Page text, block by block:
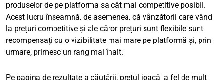
produselor de pe platforma sa cât mai competitive posibil.
Acest lucru înseamnă, de asemenea, că vânzătorii care vând
la prețuri competitive și ale căror prețuri sunt flexibile sunt
recompensați cu o vizibilitate mai mare pe platformă și, prin
urmare, primesc un rang mai înalt.
Pe pagina de rezultate a căutării, prețul joacă la fel de mult